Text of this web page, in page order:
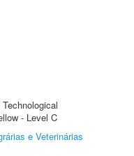
- Level C
e Veterinárias